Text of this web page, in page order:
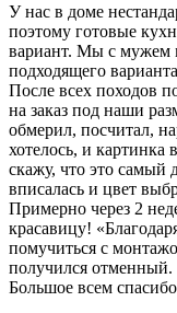
У нас в доме
поэтому готовые
вариант. Мы с мужем
подходящего
После всех походов
на заказ под наши
обмерил, посчитал,
хотелось, и картинка
скажу, что это самый
вписалась и цвет
Примерно через 2
красавицу!
помучиться с
получился отменный.
Большое всем